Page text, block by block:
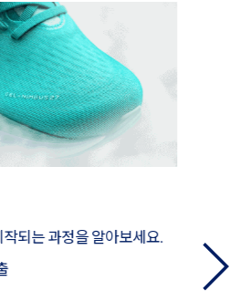
작되는 과정을 알아보세요.
재단
재봉